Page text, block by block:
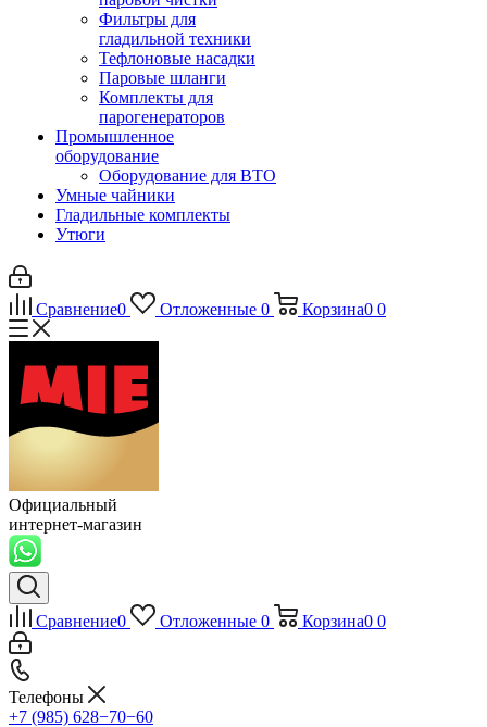
Фильтры для
гладильной техники
Тефлоновые насадки
Паровые шланги
Комплекты для
парогенераторов
Промышленное
оборудование
Оборудование для ВТО
Умные чайники
Гладильные комплекты
Утюги
Сравнение0 Отложенные 0 Корзина0 0
Официальный
интернет-магазин
Сравнение0 Отложенные 0 Корзина0 0
Телефоны
+7 (985) 628−70−60